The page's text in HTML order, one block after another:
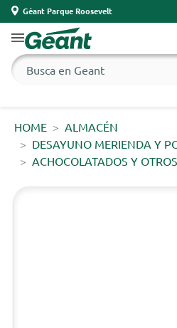
Géant Parque Roosevelt
HOME
ALMACÉN
DESAYUNO MERIENDA Y
ACHOCOLATADOS Y